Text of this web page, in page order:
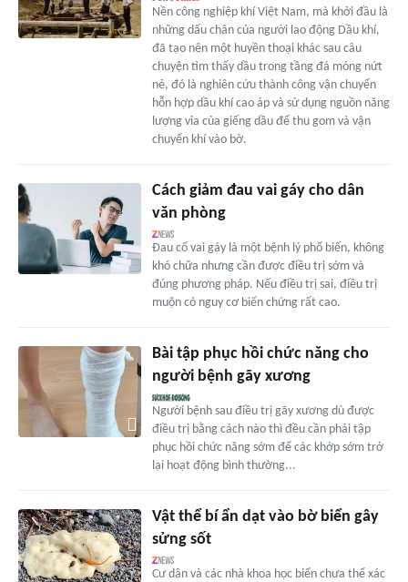
Nền công nghiệp khí Việt Nam, mà khởi đầu là
những dấu chân của người lao động Dầu khí,
đã tạo nên một huyền thoại khác sau câu
chuyện tìm thấy dầu trong tầng đá móng nứt
nẻ, đó là nghiên cứu thành công vận chuyển
hỗn hợp dầu khí cao áp và sử dụng nguồn năng
lượng vỉa của giếng dầu để thu gom và vận
chuyển khí vào bờ.
Cách giảm đau vai gáy cho dân
văn phòng
Đau cổ vai gáy là một bệnh lý phổ biến, không
khó chữa nhưng cần được điều trị sớm và
đúng phương pháp. Nếu điều trị sai, điều trị
muộn có nguy cơ biến chứng rất cao.
Bài tập phục hồi chức năng cho
người bệnh gãy xương
Người bệnh sau điều trị gãy xương dù được
điều trị bằng cách nào thì đều cần phải tập
phục hồi chức năng sớm để các khớp sớm trở
lại hoạt động bình thường...
Vật thể bí ẩn dạt vào bờ biển gây
sửng sốt
Cư dân và các nhà khoa học biển chưa thể xác